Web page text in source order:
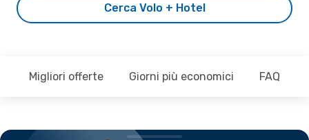
Cerca Volo + Hotel
Migliori offerte Giorni più economici FAQ